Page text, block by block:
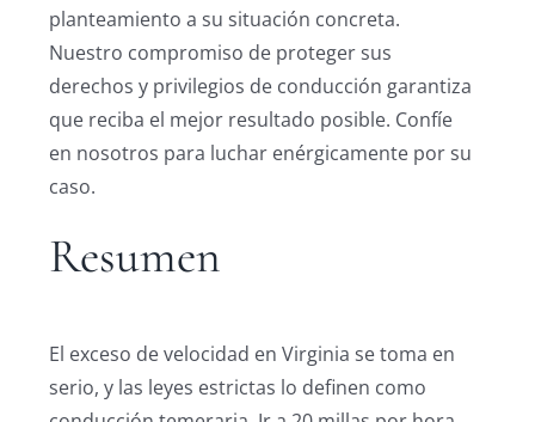
planteamiento a su situación concreta.
Nuestro compromiso de proteger sus
derechos y privilegios de conducción garantiza
que reciba el mejor resultado posible. Confíe
en nosotros para luchar enérgicamente por su
caso.
Resumen
El exceso de velocidad en Virginia se toma en
serio, y las leyes estrictas lo definen como